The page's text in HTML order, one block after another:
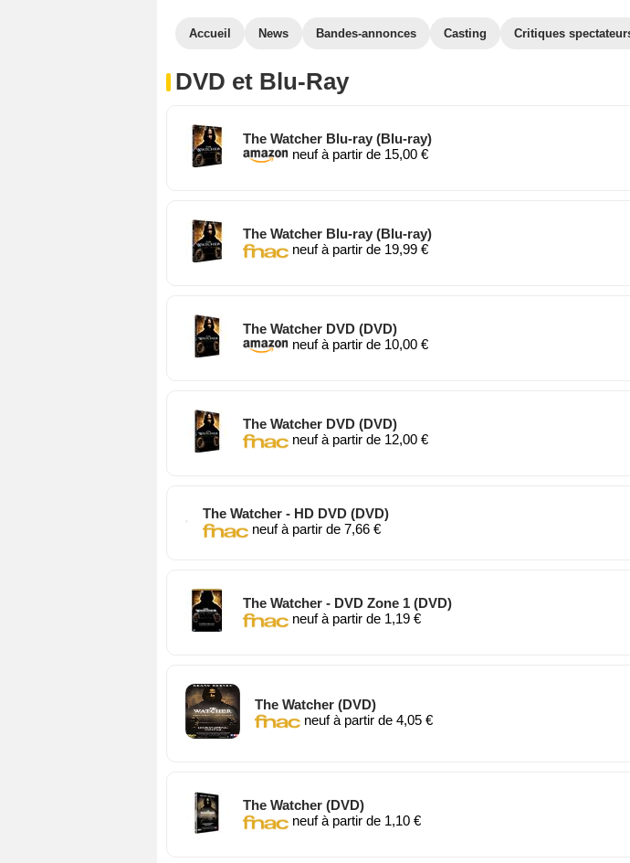
Accueil News Bandes-annonces Casting Critiques
DVD et Blu-Ray
The Watcher Blu-ray (Blu-ray)
neuf à partir de 15,00 €
The Watcher Blu-ray (Blu-ray)
neuf à partir de 19,99 €
The Watcher DVD (DVD)
neuf à partir de 10,00 €
The Watcher DVD (DVD)
neuf à partir de 12,00 €
The Watcher - HD DVD (DVD)
neuf à partir de 7,66 €
The Watcher - DVD Zone 1 (DVD)
neuf à partir de 1,19 €
The Watcher (DVD)
neuf à partir de 4,05 €
The Watcher (DVD)
neuf à partir de 1,10 €